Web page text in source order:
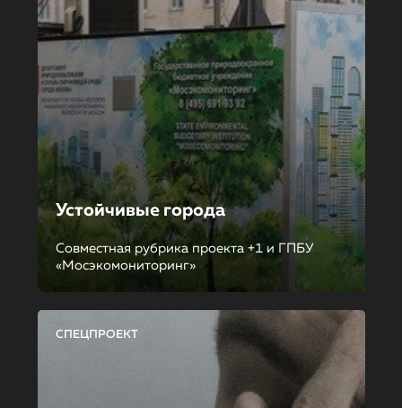
Устойчивые города
Совместная рубрика проекта +1 и ГПБУ
«Мосэкомониторинг»
СПЕЦПРОЕКТ